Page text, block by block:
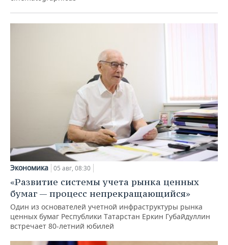
Экономика 05 авг, 08:30
«Развитие системы учета рынка ценных
бумаг — процесс непрекращающийся»
Один из основателей учетной инфраструктуры рынка
ценных бумаг Республики Татарстан Еркин Губайдуллин
встречает 80-летний юбилей